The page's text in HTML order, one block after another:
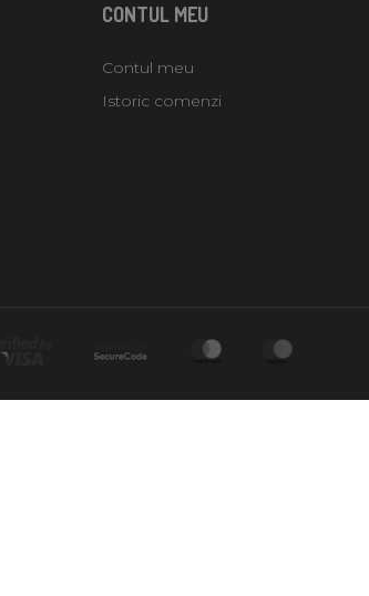
CONTUL MEU
Contul meu
Istoric comenzi